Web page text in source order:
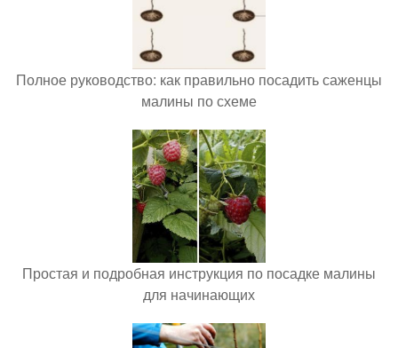
Полное руководство: как правильно посадить саженцы
малины по схеме
Простая и подробная инструкция по посадке малины
для начинающих